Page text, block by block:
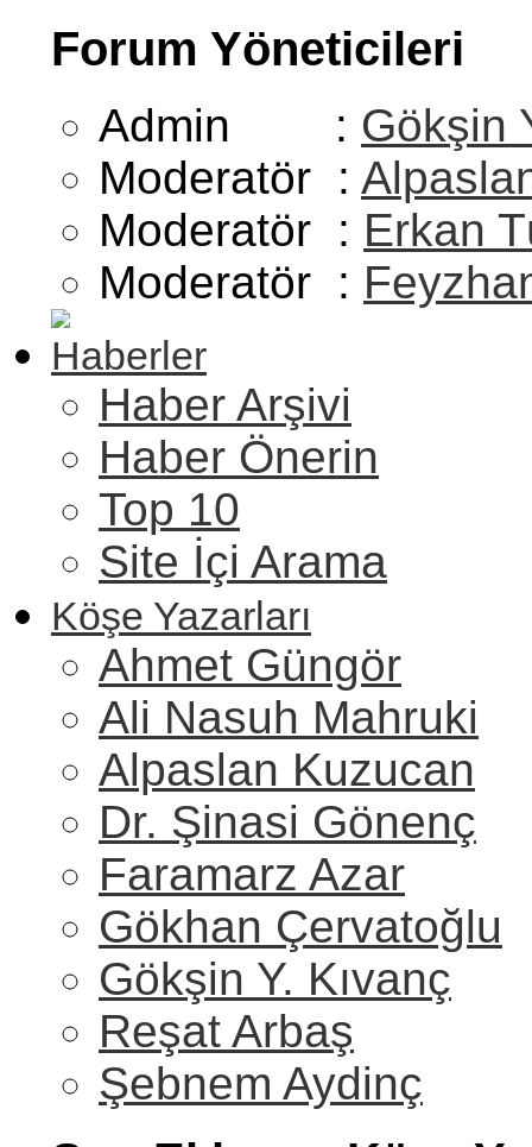
Forum Yöneticileri
Admin : Gökşin
Moderatör :
Moderatör : Erkan
Moderatör :
Haberler
Haber Arşivi
Haber Önerin
Top 10
Site İçi Arama
Köşe Yazarları
Ahmet Güngör
Ali Nasuh Mahruki
Alpaslan Kuzucan
Dr. Şinasi Gönenç
Faramarz Azar
Gökhan Çervatoğlu
Gökşin Y. Kıvanç
Reşat Arbaş
Şebnem Aydinç